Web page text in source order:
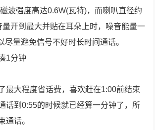
波强度高达0.6W(瓦特)，而喇叭直径约
开到最大并贴在耳朵上时，噪音能量一
尽量避免信号不好时长时间通话。
1分钟
最大程度省话费，喜欢赶在1:00前结束
话到0:55的时候就已经算一分钟了，所
通话。